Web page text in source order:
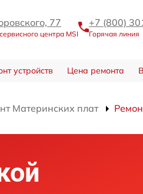
77
центра MSI
+7 (800)
Горячая линия
устройств Цена ремонта
Материнских плат